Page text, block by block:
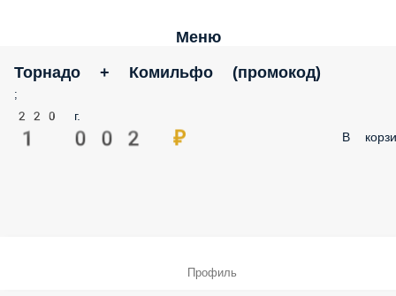
Меню
Торнадо + Комильфо (промокод)
;
220 г.
1 002 ₽ В
Профиль